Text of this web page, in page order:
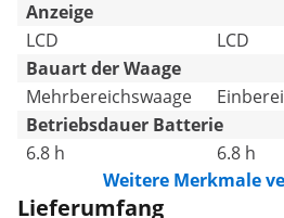
Anzeige
LCD
LCD
Bauart der Waage
Mehrbereichswaage
Betriebsdauer Batterie
6.8 h
6.8 h
Weitere Merkmale
Lieferumfang